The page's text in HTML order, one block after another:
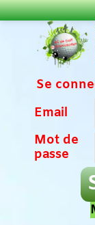
Se
Email
Mot de
passe